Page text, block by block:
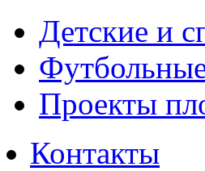
Детские и
Проекты
Контакты